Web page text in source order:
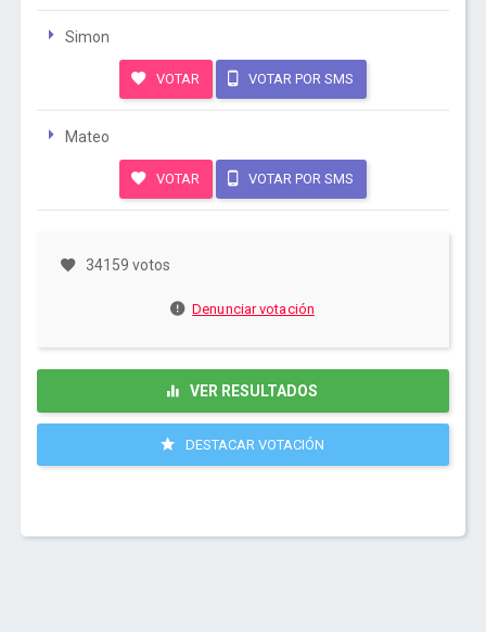
Simon
VOTAR VOTAR POR SMS
Mateo
VOTAR VOTAR POR SMS
34159 votos
Denunciar votación
VER RESULTADOS
DESTACAR VOTACIÓN